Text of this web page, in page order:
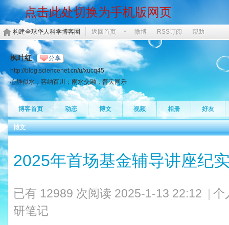
点击此处切换为手机版网页
构建全球华人科学博客圈 返回首页 微博 RSS订阅 帮助
枫叶红 分享
http://blog.sciencenet.cn/u/xucq45
心静似水，容纳百川；雨水交融，普天同乐
博客首页 动态 博文 视频 相册 好友
博文
2025年首场基金辅导讲座纪
已有 12989 次阅读 2025-1-13 22:12
个
研笔记